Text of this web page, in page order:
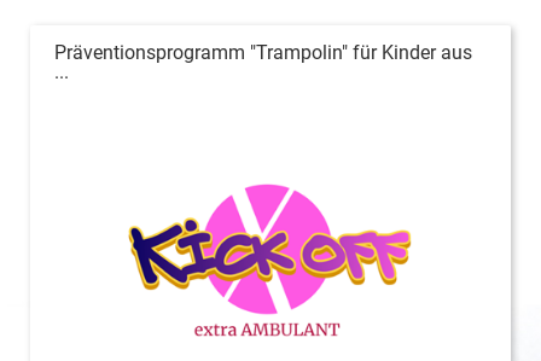
Präventionsprogramm "Trampolin" für Kinder aus
...